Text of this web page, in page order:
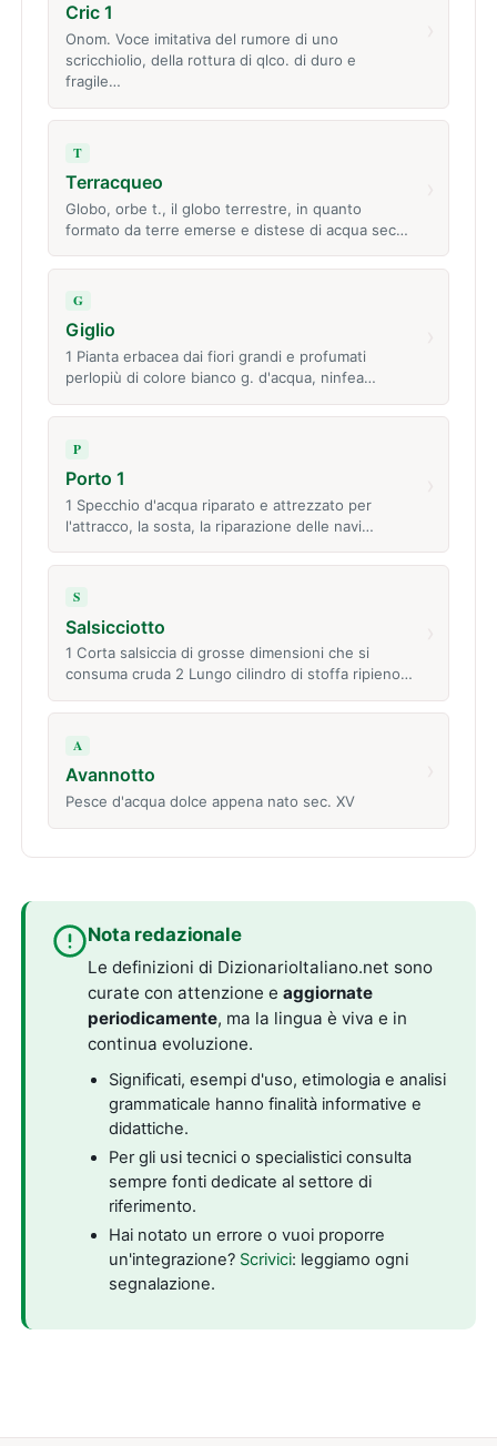
Cric 1
Onom. Voce imitativa del rumore di uno
scricchiolio, della rottura di qlco. di duro e
fragile…
T
Terracqueo
Globo, orbe t., il globo terrestre, in quanto
formato da terre emerse e distese di acqua sec…
G
Giglio
1 Pianta erbacea dai fiori grandi e profumati
perlopiù di colore bianco g. d'acqua, ninfea…
P
Porto 1
1 Specchio d'acqua riparato e attrezzato per
l'attracco, la sosta, la riparazione delle navi…
S
Salsicciotto
1 Corta salsiccia di grosse dimensioni che si
consuma cruda 2 Lungo cilindro di stoffa ripieno…
A
Avannotto
Pesce d'acqua dolce appena nato sec. XV
Nota redazionale
Le definizioni di DizionarioItaliano.net sono
curate con attenzione eaggiornate
periodicamente, ma la lingua è viva e in
continua evoluzione.
Significati, esempi d'uso, etimologia e analisi
grammaticale hanno finalità informative e
didattiche.
Per gli usi tecnici o specialistici consulta
sempre fonti dedicate al settore di
riferimento.
Hai notato un errore o vuoi proporre
un'integrazione? Scrivici: leggiamo ogni
segnalazione.